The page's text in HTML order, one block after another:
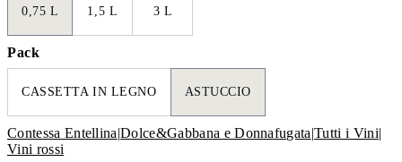
0,75 L 1,5 L 3 L
Pack
CASSETTA IN LEGNO ASTUCCIO
Contessa Entellina|Dolce&Gabbana e Donnafugata|Tutti i Vini|
Vini rossi